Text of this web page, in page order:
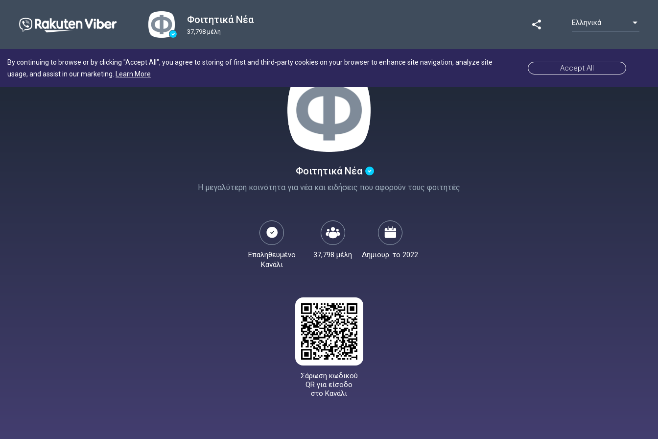
Φοιτητικά Νέα
37,798 μέλη
share Ελληνικά
By continuing to browse or by clicking "Accept All", you agree to storing of first and third-party cookies on your browser to enhance site navigation, analyze site
usage, and assist in our marketing.
Learn More
Accept All
Φοιτητικά Νέα
H μεγαλύτερη κοινότητα για νέα και ειδήσεις που αφορούν τους φοιτητές
Επαληθευμένο
Κανάλι
37,798 μέλη Δημιουρ. το 2022
Σάρωση κωδικού
QR για είσοδο
στο Κανάλι